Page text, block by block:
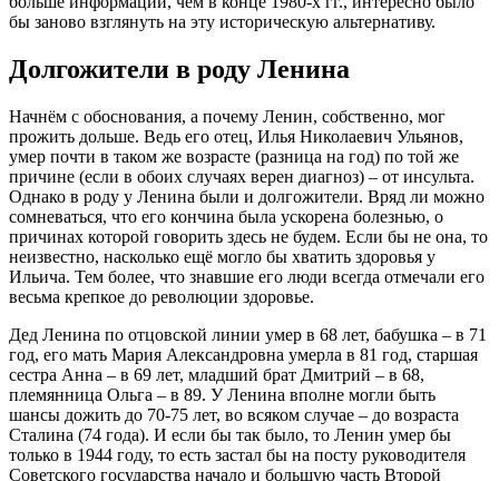
бы заново взглянуть на эту историческую альтернативу.
Долгожители в роду Ленина
Начнём с обоснования, а почему Ленин, собственно, мог
прожить дольше. Ведь его отец, Илья Николаевич Ульянов,
умер почти в таком же возрасте (разница на год) по той же
причине (если в обоих случаях верен диагноз) – от инсульта.
Однако в роду у Ленина были и долгожители. Вряд ли можно
сомневаться, что его кончина была ускорена болезнью, о
причинах которой говорить здесь не будем. Если бы не она, то
неизвестно, насколько ещё могло бы хватить здоровья у
Ильича. Тем более, что знавшие его люди всегда отмечали его
весьма крепкое до революции здоровье.
Дед Ленина по отцовской линии умер в 68 лет, бабушка – в 71
год, его мать Мария Александровна умерла в 81 год, старшая
сестра Анна – в 69 лет, младший брат Дмитрий – в 68,
племянница Ольга – в 89. У Ленина вполне могли быть
шансы дожить до 70-75 лет, во всяком случае – до возраста
Сталина (74 года). И если бы так было, то Ленин умер бы
только в 1944 году, то есть застал бы на посту руководителя
Советского государства начало и большую часть Второй